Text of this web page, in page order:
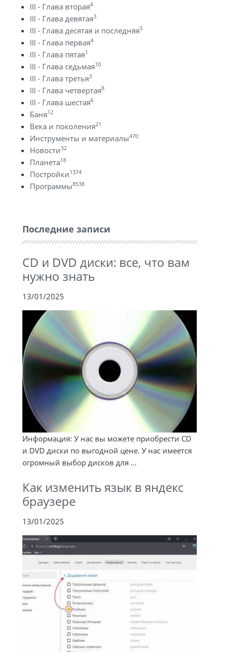
III - Глава вторая4
III - Глава девятая3
III - Глава десятая и последняя5
III - Глава первая4
III - Глава пятая1
III - Глава седьмая10
III - Глава третья3
III - Глава четвертая8
III - Глава шестая6
Баня12
Века и поколения21
Инструменты и материалы470
Новости32
Планета18
Постройки1374
Программы8538
Последние записи
CD и DVD диски: все, что вам
нужно знать
13/01/2025
Информация: У нас вы можете приобрести CD
и DVD диски по выгодной цене. У нас имеется
огромный выбор дисков для ...
Как изменить язык в яндекс
браузере
13/01/2025